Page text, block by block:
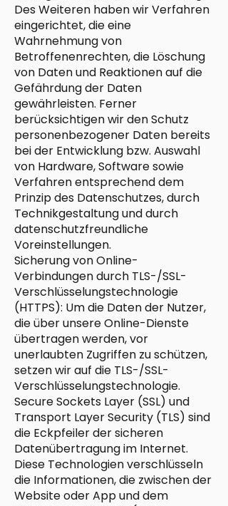
Des Weiteren haben wir Verfahren
eingerichtet, die eine
Wahrnehmung von
Betroffenenrechten, die Löschung
von Daten und Reaktionen auf die
Gefährdung der Daten
gewährleisten. Ferner
berücksichtigen wir den Schutz
personenbezogener Daten bereits
bei der Entwicklung bzw. Auswahl
von Hardware, Software sowie
Verfahren entsprechend dem
Prinzip des Datenschutzes, durch
Technikgestaltung und durch
datenschutzfreundliche
Voreinstellungen.
Sicherung von Online-
Verbindungen durch TLS-/SSL-
Verschlüsselungstechnologie
(HTTPS): Um die Daten der Nutzer,
die über unsere Online-Dienste
übertragen werden, vor
unerlaubten Zugriffen zu schützen,
setzen wir auf die TLS-/SSL-
Verschlüsselungstechnologie.
Secure Sockets Layer (SSL) und
Transport Layer Security (TLS) sind
die Eckpfeiler der sicheren
Datenübertragung im Internet.
Diese Technologien verschlüsseln
die Informationen, die zwischen der
Website oder App und dem